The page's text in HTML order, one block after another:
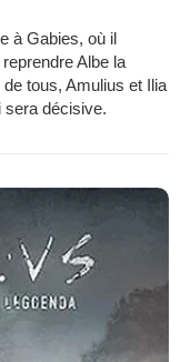
à Gabies, où il
Albe la
tous, Amulius et Ilia
sera décisive.